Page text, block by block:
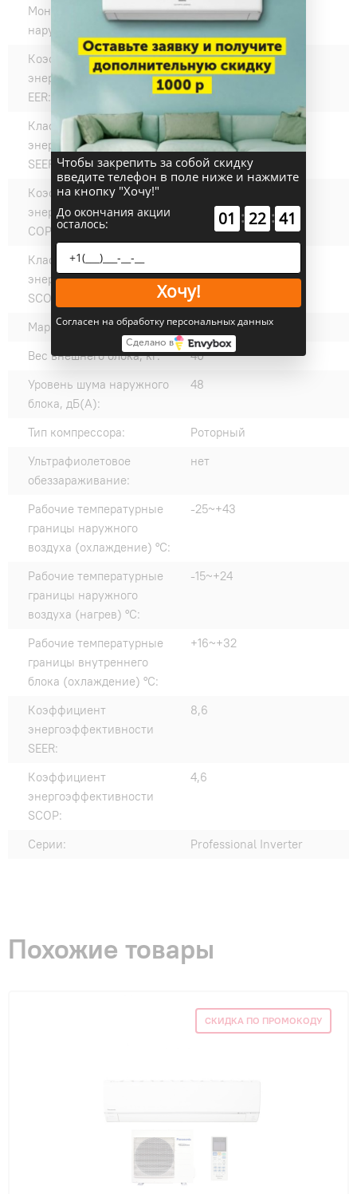
Монтажный размер
наружного блока, мм:
613
Коэффициент
энергоэффективности
EER:
3,68
Класс
энергоэффективности
SEER:
A+++
Коэффициент
энергоэффективности
COP:
Класс
энергоэффективности
SCOP:
Марка компрессора:
Panasonic
Вес внешнего блока, кг:
40
Уровень шума наружного
блока, дБ(А):
48
Тип компрессора:
Роторный
Ультрафиолетовое
обеззараживание:
нет
Рабочие температурные
границы наружного
воздуха (охлаждение) °C:
-25~+43
Рабочие температурные
границы наружного
воздуха (нагрев) °C:
-15~+24
Рабочие температурные
границы внутреннего
блока (охлаждение) °C:
+16~+32
Коэффициент
энергоэффективности
SEER:
8,6
Коэффициент
энергоэффективности
SCOP:
4,6
Серии: Professional Inverter
Похожие товары
СКИДКА ПО ПРОМОКОДУ
Чтобы закрепить за собой скидку
введите телефон в поле ниже и нажмите
на кнопку "Хочу!"
До окончания акции
осталось: 01 : 22 : 40
Хочу!
Согласен на обработку персональных данных
Сделано в